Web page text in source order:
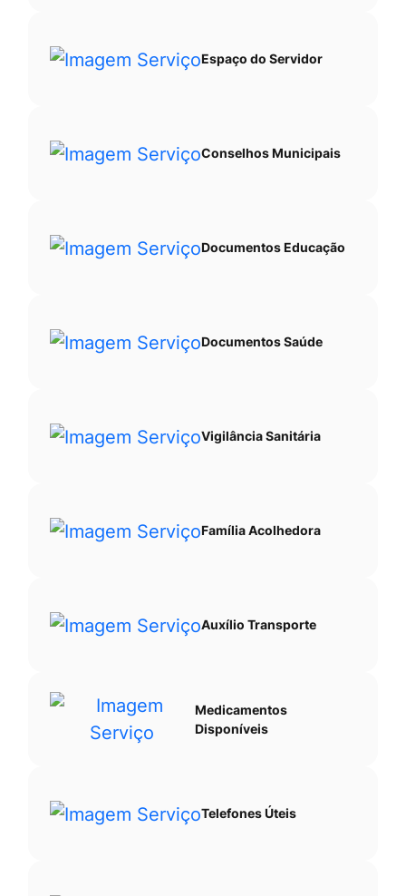
Espaço do Servidor
Conselhos Municipais
Documentos Educação
Documentos Saúde
Vigilância Sanitária
Família Acolhedora
Auxílio Transporte
Medicamentos
Disponíveis
Telefones Úteis